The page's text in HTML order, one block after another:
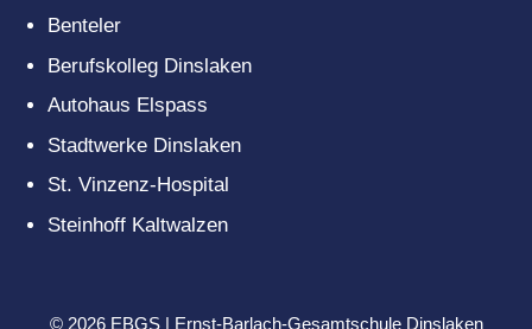
Benteler
Berufskolleg Dinslaken
Autohaus Elspass
Stadtwerke Dinslaken
St. Vinzenz-Hospital
Steinhoff Kaltwalzen
© 2026 EBGS | Ernst-Barlach-Gesamtschule Dinslaken